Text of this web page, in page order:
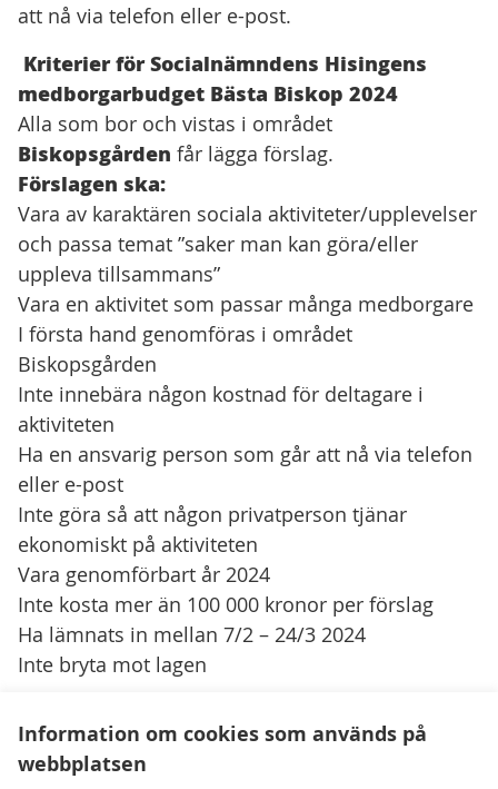
Information om cookies som används på
webbplatsen
att nå via telefon eller e-post.
Kriterier för Socialnämndens Hisingens
medborgarbudget Bästa Biskop 2024
Alla som bor och vistas i området
Biskopsgården får lägga förslag.
Förslagen ska:
Vara av karaktären sociala aktiviteter/upplevelser
och passa temat ”saker man kan göra/eller
uppleva tillsammans”
Vara en aktivitet som passar många medborgare
I första hand genomföras i området
Biskopsgården
Inte innebära någon kostnad för deltagare i
aktiviteten
Ha en ansvarig person som går att nå via telefon
eller e-post
Inte göra så att någon privatperson tjänar
ekonomiskt på aktiviteten
Vara genomförbart år 2024
Inte kosta mer än 100 000 kronor per förslag
Ha lämnats in mellan 7/2 – 24/3 2024
Inte bryta mot lagen